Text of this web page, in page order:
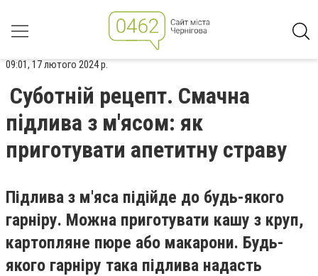
09:01, 17 лютого 2024 р.
Суботній рецепт. Смачна
підлива з м'ясом: як
приготувати апетитну страву
Підлива з м'яса підійде до будь-якого
гарніру. Можна приготувати кашу з круп,
картопляне пюре або макарони. Будь-
якого гарніру така підлива надасть